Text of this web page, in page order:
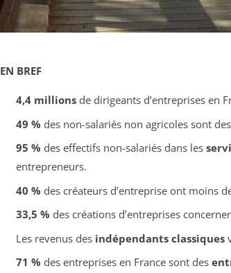
EN BREF
4,4 millionsde dirigeants d’entreprises en
49 % des non-salariés non agricoles sont des
95 % des effectifs non-salariés dans les
entrepreneurs.
40 % des créateurs d’entreprise ont moins
33,5 % des créations d’entreprises
Les revenus des indépendants classiques
71 % des entreprises en France sont des